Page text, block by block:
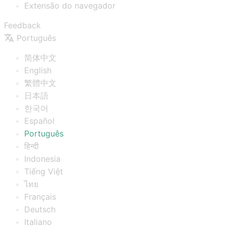
Extensão do navegador
Feedback
Português
简体中文
English
繁體中文
日本語
한국어
Español
Português
हिन्दी
Indonesia
Tiếng Việt
ไทย
Français
Deutsch
Italiano